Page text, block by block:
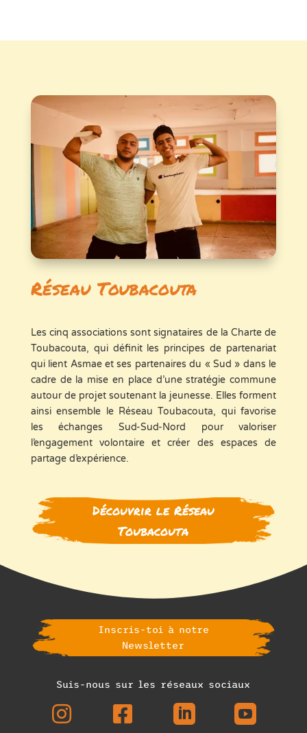
Réseau Toubacouta
Les cinq associations sont signataires de la Charte de
Toubacouta, qui définit les principes de partenariat
qui lient Asmae et ses partenaires du « Sud » dans le
cadre de la mise en place d’une stratégie commune
autour de projet soutenant la jeunesse. Elles forment
ainsi ensemble le Réseau Toubacouta, qui favorise
les échanges Sud-Sud-Nord pour valoriser
l’engagement volontaire et créer des espaces de
partage d’expérience.
Découvrir le Réseau
Toubacouta
Inscris-toi à notre
Newsletter
Suis-nous sur les réseaux sociaux
   